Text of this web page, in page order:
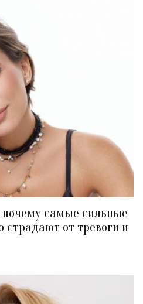
почему самые сильные
от тревоги и